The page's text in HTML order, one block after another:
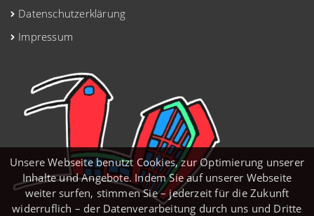
Datenschutzerklärung
Impressum
Unsere Webseite benutzt Cookies, zur Optimierung unserer
Inhalte und Angebote. Indem Sie auf unserer Webseite
weiter surfen, stimmen Sie – jederzeit für die Zukunft
widerruflich – der Datenverarbeitung durch uns und Dritte